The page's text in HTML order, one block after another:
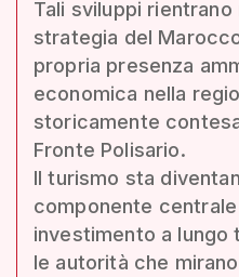
Tali sviluppi rientrano
strategia del
propria presenza
economica nella
storicamente
Fronte Polisario.
Il turismo sta
componente
investimento a lungo
le autorità che